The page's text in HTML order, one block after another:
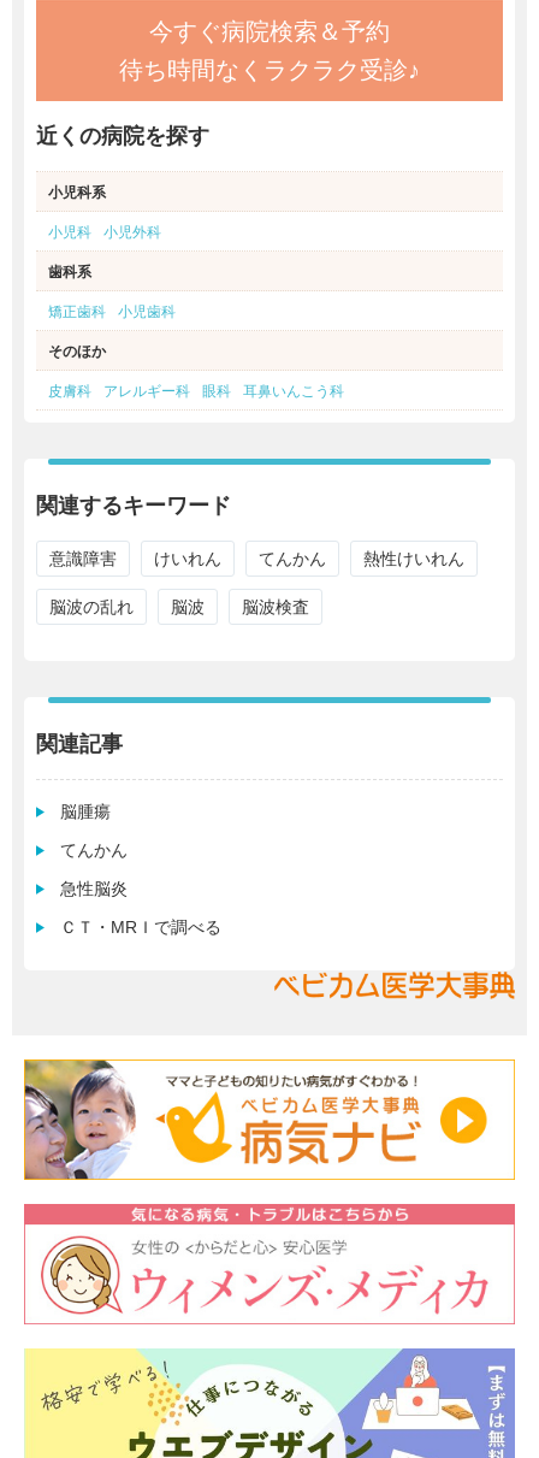
今すぐ病院検索＆予約
待ち時間なくラクラク受診♪
近くの病院を探す
小児科系
小児科 小児外科
歯科系
矯正歯科 小児歯科
そのほか
皮膚科 アレルギー科 眼科 耳鼻いんこう科
関連するキーワード
意識障害 けいれん てんかん 熱性けいれん
脳波の乱れ 脳波 脳波検査
関連記事
脳腫瘍
てんかん
急性脳炎
ＣＴ・MRＩで調べる